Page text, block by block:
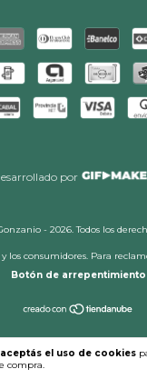
aceptás el uso de cookies
compra.
por
- 2026. Todos los
y los consumidores. Para
Botón de arrepentimiento